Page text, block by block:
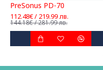
PreSonus PD-70
112.48€ / 219.99 лв.
144.18€ / 281.99 лв.